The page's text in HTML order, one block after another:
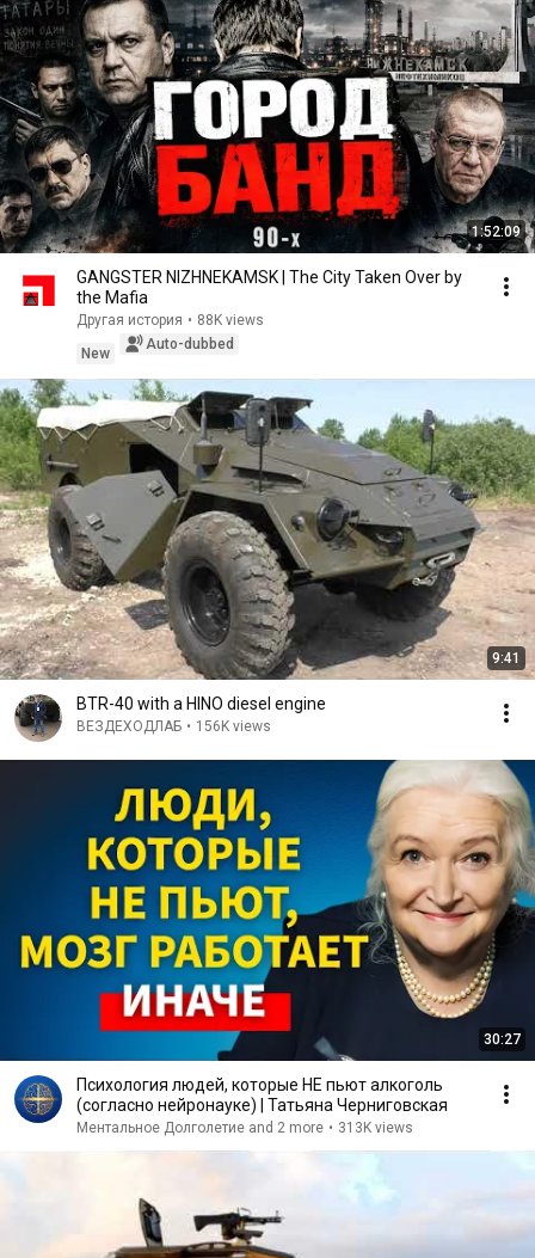
1:52:09
GANGSTER NIZHNEKAMSK | The City Taken Over by
the Mafia
Другая история • 88K views
New
Auto-dubbed
9:41
BTR-40 with a HINO diesel engine
ВЕЗДЕХОДЛАБ • 156K views
30:27
Психология людей, которые НЕ пьют алкоголь
(согласно нейронауке) | Татьяна Черниговская
Ментальное Долголетие and 2 more • 313K views